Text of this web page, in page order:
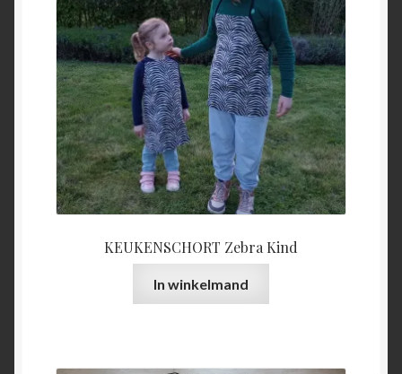
KEUKENSCHORT Zebra Kind
In winkelmand